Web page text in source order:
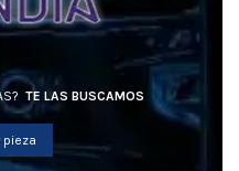
TE LAS BUSCAMOS